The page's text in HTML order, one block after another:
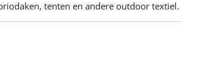
tenten en andere outdoor textiel.